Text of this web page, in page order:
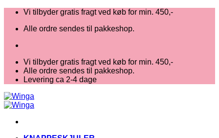
Fortsæt
indhold
Vi tilbyder gratis fragt ved køb for min. 450,-
Alle ordre sendes til pakkeshop.
Vi tilbyder gratis fragt ved køb for min. 450,-
Alle ordre sendes til pakkeshop.
Levering ca 2-4 dage